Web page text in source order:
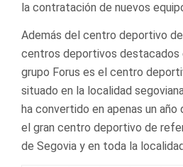
la contratación de nuevos
Además del centro deportivo
centros deportivos destacados
grupo Forus es el centro
situado en la localidad
ha convertido en apenas un año
el gran centro deportivo de
de Segovia y en toda la